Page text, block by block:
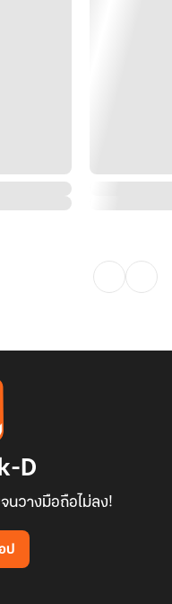
D
นวางมือถือไม่ลง!
ป